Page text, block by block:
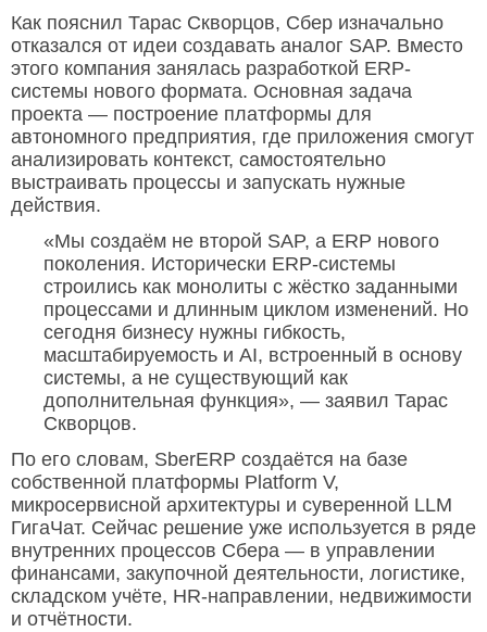
Как пояснил Тарас Скворцов, Сбер изначально
отказался от идеи создавать аналог SAP. Вместо
этого компания занялась разработкой ERP-
системы нового формата. Основная задача
проекта — построение платформы для
автономного предприятия, где приложения смогут
анализировать контекст, самостоятельно
выстраивать процессы и запускать нужные
действия.
«Мы создаём не второй SAP, а ERP нового
поколения. Исторически ERP-системы
строились как монолиты с жёстко заданными
процессами и длинным циклом изменений. Но
сегодня бизнесу нужны гибкость,
масштабируемость и AI, встроенный в основу
системы, а не существующий как
дополнительная функция», — заявил Тарас
Скворцов.
По его словам, SberERP создаётся на базе
собственной платформы Platform V,
микросервисной архитектуры и суверенной LLM
ГигаЧат. Сейчас решение уже используется в ряде
внутренних процессов Сбера — в управлении
финансами, закупочной деятельности, логистике,
складском учёте, HR-направлении, недвижимости
и отчётности.